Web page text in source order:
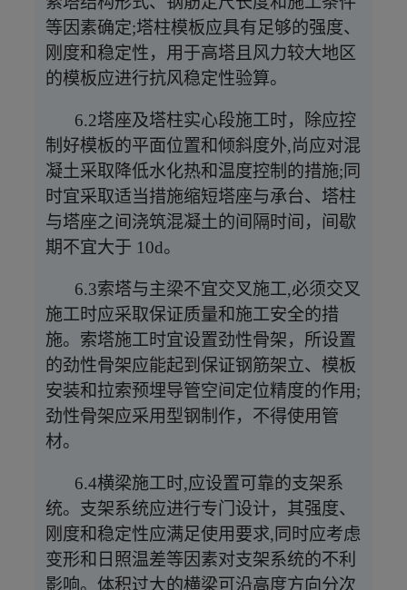
等因素确定;塔柱模板应具有足够的强度、
刚度和稳定性，用于高塔且风力较大地区
的模板应进行抗风稳定性验算。
6.2塔座及塔柱实心段施工时，除应控
制好模板的平面位置和倾斜度外,尚应对混
凝土采取降低水化热和温度控制的措施;同
时宜采取适当措施缩短塔座与承台、塔柱
与塔座之间浇筑混凝土的间隔时间，间歇
期不宜大于 10d。
6.3索塔与主梁不宜交叉施工,必须交叉
施工时应采取保证质量和施工安全的措
施。索塔施工时宜设置劲性骨架，所设置
的劲性骨架应能起到保证钢筋架立、模板
安装和拉索预埋导管空间定位精度的作用;
劲性骨架应采用型钢制作，不得使用管
材。
6.4横梁施工时,应设置可靠的支架系
统。支架系统应进行专门设计，其强度、
刚度和稳定性应满足使用要求,同时应考虑
变形和日照温差等因素对支架系统的不利
影响。体积过大的横梁可沿高度方向分次